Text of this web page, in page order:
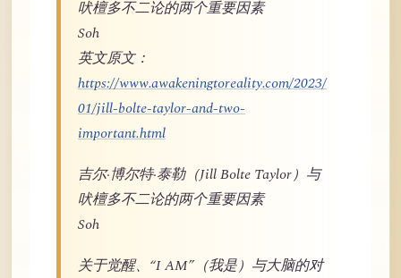
吠檀多不二论的两个重要因素
Soh
英文原文：
https://www.awakeningtoreality.com/2023/
01/jill-bolte-taylor-and-two-
important.html
吉尔·博尔特·泰勒（Jill Bolte Taylor）与
吠檀多不二论的两个重要因素
Soh
关于觉醒、“I AM”（我是）与大脑的对